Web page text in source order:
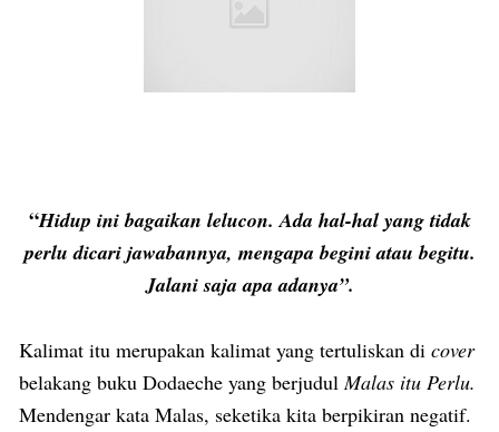
“Hidup ini bagaikan lelucon. Ada hal-hal yang tidak
perlu dicari jawabannya, mengapa begini atau begitu.
Jalani saja apa adanya”.
Kalimat itu merupakan kalimat yang tertuliskan di cover
belakang buku Dodaeche yang berjudulMalas itu Perlu.
Mendengar kata Malas, seketika kita berpikiran negatif.